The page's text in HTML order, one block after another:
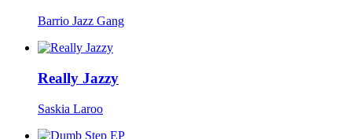
Barrio Jazz Gang
Really Jazzy
Saskia Laroo